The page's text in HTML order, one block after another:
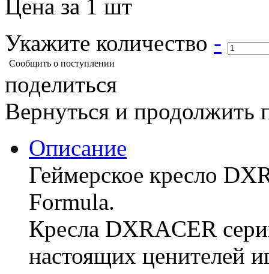
Цена за 1 шт
Укажите количество -
Сообщить о поступлении
поделиться
Вернуться и продолжить
Описание
Геймерское кресло
Formula.
Кресла DXRACER
настоящих ценителей